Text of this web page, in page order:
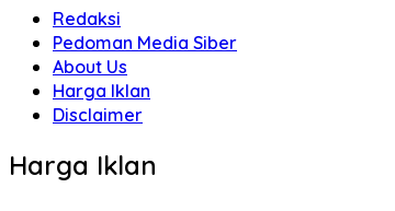
Redaksi
Pedoman Media Siber
About Us
Harga Iklan
Disclaimer
Harga Iklan